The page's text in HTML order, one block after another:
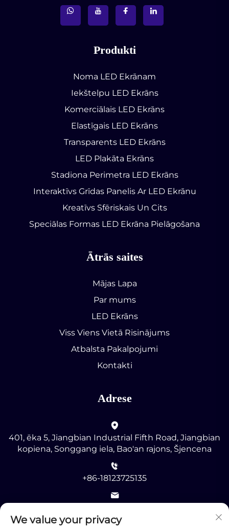
Produkti
Noma LED Ekrānam
Iekštelpu LED Ekrāns
Komerciālais LED Ekrāns
Elastīgais LED Ekrāns
Transparents LED Ekrāns
LED Plakāta Ekrāns
Stadiona Perimetra LED Ekrāns
Interaktīvs Grīdas Panelis Ar LED Ekrānu
Kreatīvs Sfēriskais Un Cits
Speciālas Formas LED Ekrāna Pielāgošana
Ātrās saites
Mājas Lapa
Par mums
LED Ekrāns
Viss Viens Vietā Risinājums
Atbalsta Pakalpojumi
Kontakti
Adrese
401, ēka 5, Jiangbian Industrial Fifth Road, Jiangbian
kopiena, Songgang iela, Bao'an rajons, Šjencena
+86-18123725135
We value your privacy